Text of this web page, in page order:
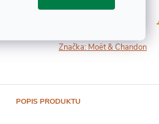
Značka:Moët & Chandon
POPIS PRODUKTU